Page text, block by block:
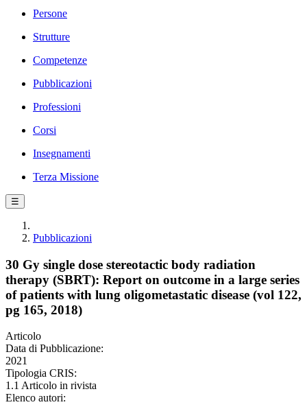
Persone
Strutture
Competenze
Pubblicazioni
Professioni
Corsi
Insegnamenti
Terza Missione
☰
Pubblicazioni
30 Gy single dose stereotactic body radiation
therapy (SBRT): Report on outcome in a large series
of patients with lung oligometastatic disease (vol 122,
pg 165, 2018)
Articolo
Data di Pubblicazione:
2021
Tipologia CRIS:
1.1 Articolo in rivista
Elenco autori: